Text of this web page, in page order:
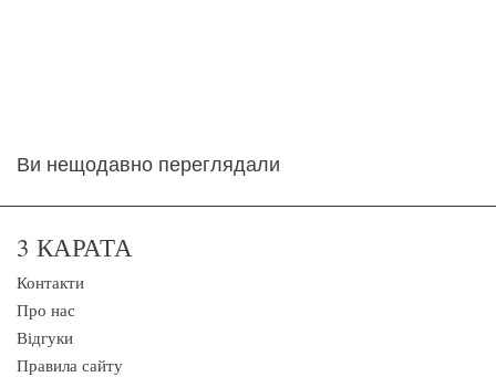
Ви нещодавно переглядали
3 КАРАТА
Контакти
Про нас
Відгуки
Правила сайту